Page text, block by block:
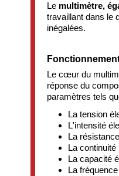
Le multimètre,
travaillant dans le
inégalées.
Le cœur du
réponse du
paramètres tels
La tension
L'intensité
La
La
La capacité
La